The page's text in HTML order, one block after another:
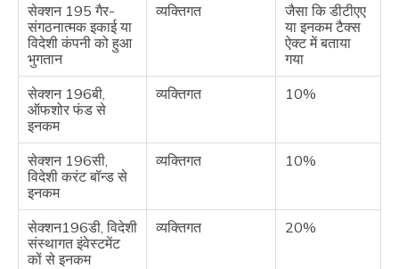
सेक्शन 195 गैर-
संगठनात्मक इकाई या
विदेशी कंपनी को हुआ
भुगतान
व्यक्तिगत
जैसा कि डीटीएए
या इनकम टैक्स
ऐक्ट में बताया
गया
सेक्शन 196बी,
ऑफशोर फंड से
इनकम
व्यक्तिगत 10%
सेक्शन 196सी,
विदेशी करंट बॉन्ड से
इनकम
व्यक्तिगत 10%
सेक्शन196डी, विदेशी
संस्थागत इंवेस्टमेंट
कों से इनकम
व्यक्तिगत 20%